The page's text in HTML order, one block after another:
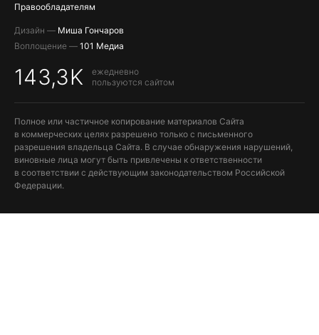
Правообладателям
Дизайн — Миша Гончаров
Воплощение — 101 Медиа
143,3K
ежедневно
пользуются сайтом
Полное или частичное копирование материалов Сайта
в коммерческих целях разрешено только с письменного
разрешения владельца Сайта. В случае обнаружения нарушений,
виновные лица могут быть привлечены к ответственности
в соответствии с действующим законодательством Российской
Федерации.